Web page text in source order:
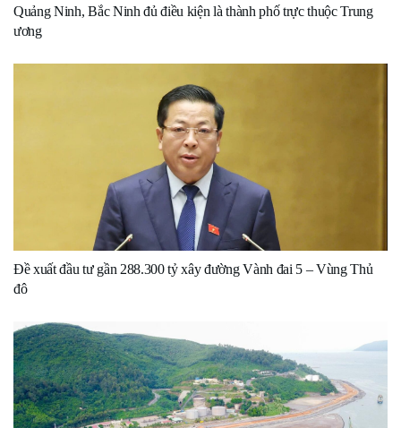
Quảng Ninh, Bắc Ninh đủ điều kiện là thành phố trực thuộc Trung
ương
Đề xuất đầu tư gần 288.300 tỷ xây đường Vành đai 5 – Vùng Thủ
đô